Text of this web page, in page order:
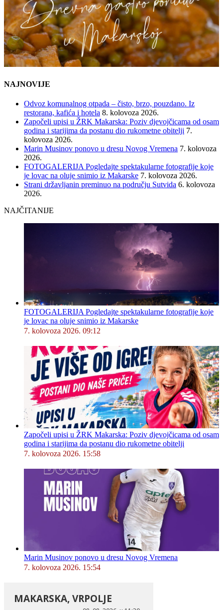
NAJNOVIJE
Odvoz komunalnog otpada – čisto, brzo, pouzdano. Iz
restorana, kafića i hotela 8. kolovoza 2026.
Započeli upisi u ŽRK Makarska: Poziv djevojčicama od osam
godina i starijima da postanu dio rukometne obitelji 7.
kolovoza 2026.
Marin Musinov ponovo u dresu Novog Vremena 7. kolovoza
2026.
FOTOGALERIJA Pogledajte spektakularne fotografije koje
je lovac na oluje snimio iz Makarske 7. kolovoza 2026.
Strani državljanin preminuo na području Sutvida 6. kolovoza
2026.
NAJČITANIJE
FOTOGALERIJA Pogledajte spektakularne fotografije koje
je lovac na oluje snimio iz Makarske
7. kolovoza 2026. 09:12
Započeli upisi u ŽRK Makarska: Poziv djevojčicama od osam
godina i starijima da postanu dio rukometne obitelji
7. kolovoza 2026. 15:58
Marin Musinov ponovo u dresu Novog Vremena
7. kolovoza 2026. 15:54